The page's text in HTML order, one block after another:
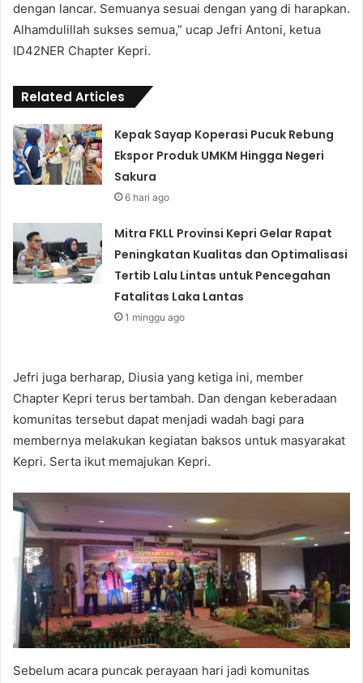
dengan lancar. Semuanya sesuai dengan yang di harapkan.
Alhamdulillah sukses semua,” ucap Jefri Antoni, ketua
ID42NER Chapter Kepri.
Related Articles
Kepak Sayap Koperasi Pucuk Rebung
Ekspor Produk UMKM Hingga Negeri
Sakura
6 hari ago
Mitra FKLL Provinsi Kepri Gelar Rapat
Peningkatan Kualitas dan Optimalisasi
Tertib Lalu Lintas untuk Pencegahan
Fatalitas Laka Lantas
1 minggu ago
Jefri juga berharap, Diusia yang ketiga ini, member
Chapter Kepri terus bertambah. Dan dengan keberadaan
komunitas tersebut dapat menjadi wadah bagi para
membernya melakukan kegiatan baksos untuk masyarakat
Kepri. Serta ikut memajukan Kepri.
Sebelum acara puncak perayaan hari jadi komunitas